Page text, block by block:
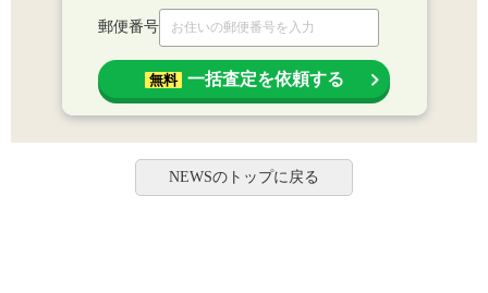
郵便番号
無料 一括査定を依頼する
NEWSのトップに戻る